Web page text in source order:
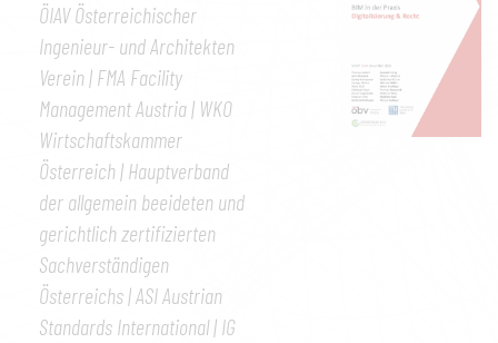
ÖIAV Österreichischer
Ingenieur- und Architekten
Verein | FMA Facility
Management Austria | WKO
Wirtschaftskammer
Österreich | Hauptverband
der allgemein beeideten und
gerichtlich zertifizierten
Sachverständigen
Österreichs | ASI Austrian
Standards International | IG